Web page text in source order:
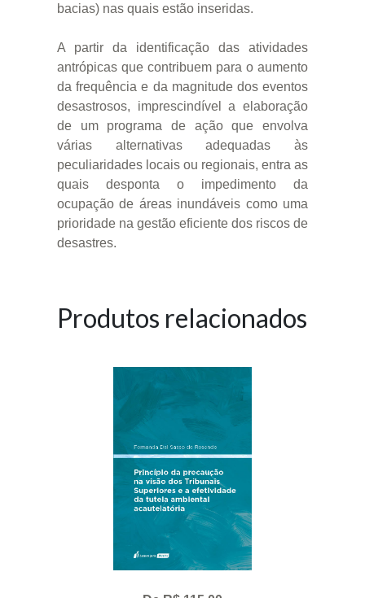
bacias) nas quais estão inseridas.
A partir da identificação das atividades
antrópicas que contribuem para o aumento
da frequência e da magnitude dos eventos
desastrosos, imprescindível a elaboração
de um programa de ação que envolva
várias alternativas adequadas às
peculiaridades locais ou regionais, entra as
quais desponta o impedimento da
ocupação de áreas inundáveis como uma
prioridade na gestão eficiente dos riscos de
desastres.
Produtos relacionados